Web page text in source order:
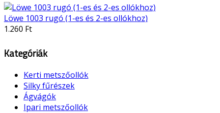
Löwe 1003 rugó (1-es és 2-es ollókhoz)
1.260 Ft
Kategóriák
Kerti metszőollók
Silky fűrészek
Ágvágók
Ipari metszőollók